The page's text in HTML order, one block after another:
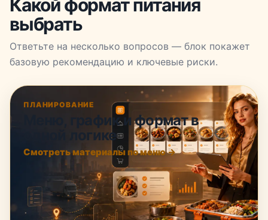
Какой формат питания
выбрать
Ответьте на несколько вопросов — блок покажет
базовую рекомендацию и ключевые риски.
ПЛАНИРОВАНИЕ
Меню, график и формат в
одной логике
Смотреть материалы по меню →